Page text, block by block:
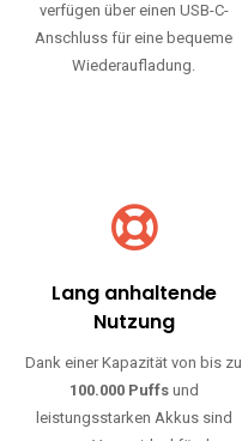
verfügen über einen USB-C-
Anschluss für eine bequeme
Wiederaufladung.
Lang anhaltende
Nutzung
Dank einer Kapazität von bis zu
100.000 Puffsund
leistungsstarken Akkus sind